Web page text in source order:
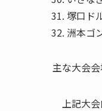
塚口ド
洲本ゴ
主な大会会
上記大会